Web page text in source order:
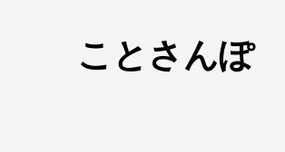
ことさんぽ